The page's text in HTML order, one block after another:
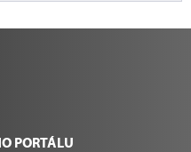
PORTÁLU